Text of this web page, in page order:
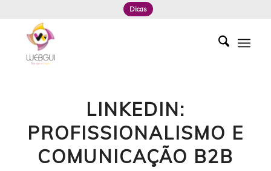
Dicas
LINKEDIN:
PROFISSIONALISMO E
COMUNICAÇÃO B2B